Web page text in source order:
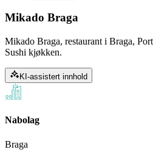
Mikado Braga
Mikado Braga, restaurant i Braga,
Sushi kjøkken.
KI-assistert innhold
Nabolag
Braga